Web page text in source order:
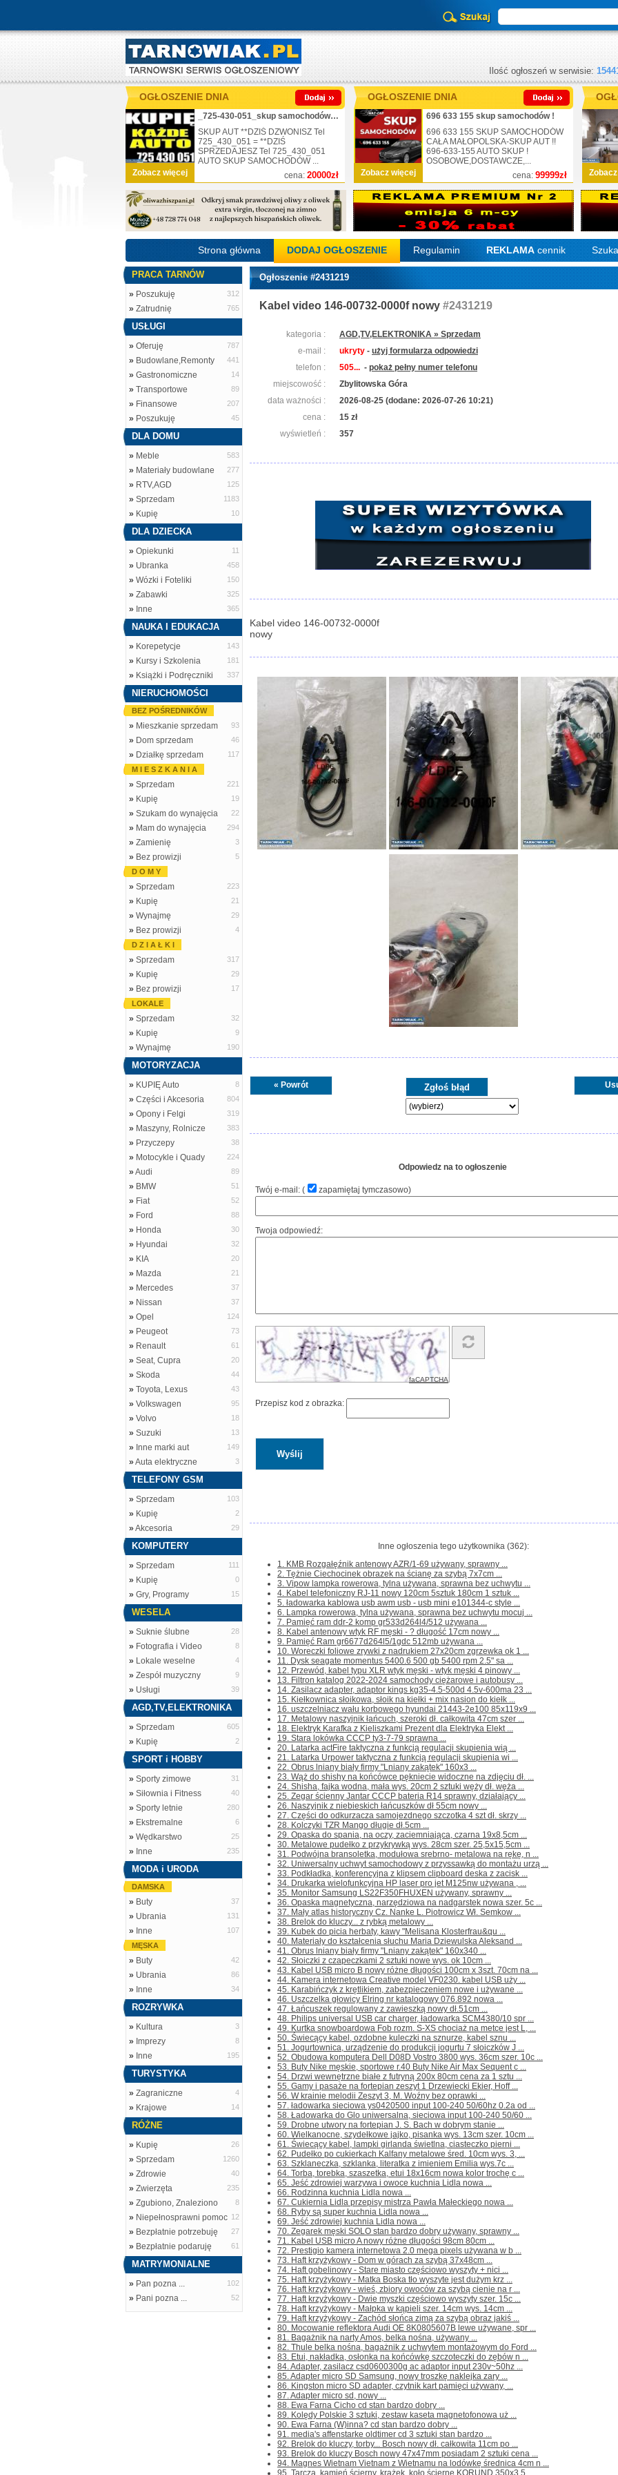
Ilość ogłoszeń w serwisie:
OGŁOSZENIE DNIA
Zobacz więcej cena: 20000zł
_725-430-051_skup samochodów_nr.1
SKUP AUT **DZIŚ DZWONISZ Tel
725_430_051 = **DZIŚ
SPRZEDAJESZ Tel 725_430_051
AUTO SKUP SAMOCHODÓW ...
OGŁOSZENIE DNIA
Zobacz więcej cena: 99999zł
696 633 155 skup samochodów !
696 633 155 SKUP SAMOCHODÓW
CAŁA MAŁOPOLSKA-SKUP AUT !!
696-633-155 AUTO SKUP !
OSOBOWE,DOSTAWCZE,...
Strona główna DODAJ OGŁOSZENIE Regulamin REKLAMA cennik
PRACA TARNÓW
» Poszukuję 312
» Zatrudnię 765
USŁUGI
» Oferuję 787
» Budowlane,Remonty 441
» Gastronomiczne 14
» Transportowe 89
» Finansowe 207
» Poszukuję 45
DLA DOMU
» Meble 583
» Materiały budowlane 277
» RTV,AGD 125
» Sprzedam 1183
» Kupię 10
DLA DZIECKA
» Opiekunki 11
» Ubranka 458
» Wózki i Foteliki 150
» Zabawki 325
» Inne 365
NAUKA I EDUKACJA
» Korepetycje 143
» Kursy i Szkolenia 181
» Książki i Podręczniki 337
NIERUCHOMOŚCI
BEZ POŚREDNIKÓW
» Mieszkanie sprzedam 93
» Dom sprzedam 46
» Działkę sprzedam
117
M I E S Z K A N I A
» Sprzedam 221
» Kupię 19
» Szukam do wynajęcia 22
» Mam do wynajęcia 294
» Zamienię 3
» Bez prowizji
5
D O M Y
» Sprzedam 223
» Kupię 21
» Wynajmę 29
» Bez prowizji
4
D Z I A Ł K I
» Sprzedam 317
» Kupię 29
» Bez prowizji
17
LOKALE
» Sprzedam 32
» Kupię 9
» Wynajmę 190
MOTORYZACJA
» KUPIĘ Auto 8
» Części i Akcesoria 804
» Opony i Felgi 319
» Maszyny, Rolnicze 383
» Przyczepy 38
» Motocykle i Quady 224
»Audi 89
» BMW 51
» Fiat 52
» Ford 88
» Honda 30
» Hyundai 32
» KIA 20
» Mazda 21
» Mercedes 37
» Nissan 37
» Opel 124
» Peugeot 73
» Renault 61
» Seat, Cupra 20
» Skoda 44
» Toyota, Lexus 43
» Volkswagen 95
» Volvo 18
» Suzuki 13
» Inne marki aut 149
»Auta elektryczne 3
TELEFONY GSM
» Sprzedam 103
» Kupię 2
»Akcesoria 29
KOMPUTERY
» Sprzedam 111
» Kupię 0
» Gry, Programy 15
WESELA
» Suknie ślubne 28
» Fotografia i Video 8
» Lokale weselne 4
» Zespół muzyczny 9
» Usługi 39
AGD,TV,ELEKTRONIKA
» Sprzedam 605
» Kupię 2
SPORT i HOBBY
» Sporty zimowe 31
» Siłownia i Fitness 40
» Sporty letnie 280
» Ekstremalne 6
» Wędkarstwo 25
» Inne 235
MODA i URODA
DAMSKA
» Buty 37
» Ubrania 131
» Inne
107
MĘSKA
» Buty 42
» Ubrania 86
» Inne 34
ROZRYWKA
» Kultura 3
» Imprezy 8
» Inne 195
TURYSTYKA
» Zagraniczne 4
» Krajowe 14
RÓŻNE
» Kupię 26
» Sprzedam 1260
» Zdrowie 40
» Zwierzęta 235
» Zgubiono, Znaleziono 8
» Niepełnosprawni pomoc 12
» Bezpłatnie potrzebuję 27
» Bezpłatnie podaruję 61
MATRYMONIALNE
» Pan pozna ... 102
» Pani pozna ... 52
Ogłoszenie #2431219
Kabel video 146-00732-0000f nowy #2431219
kategoria :
AGD,TV,ELEKTRONIKA » Sprzedam
e-mail :
ukryty - użyj formularza odpowiedzi
telefon :
505... - pokaż pełny numer telefonu
miejscowość :
Zbylitowska Góra
data ważności :
2026-08-25 (dodane: 2026-07-26 10:21)
cena :
15 zł
wyświetleń :
357
Kabel video 146-00732-0000f
nowy
« Powrót
Odpowiedz na to ogłoszenie
Twój e-mail: ( zapamiętaj tymczasowo)
Twoja odpowiedź:
faCAPTCHA
Przepisz kod z obrazka:
Inne ogłoszenia tego użytkownika (362):
1. KMB Rozgałęźnik antenowy AZR/1-69 używany, sprawny ...
2. Tężnie Ciechocinek obrazek na ścianę za szybą 7x7cm ...
3. Vipow lampka rowerowa, tylna używana, sprawna bez uchwytu ...
4. Kabel telefoniczny RJ-11 nowy 120cm 5sztuk 180cm 1 sztuk ...
5. ładowarka kablowa usb awm usb - usb mini e101344-c style ...
6. Lampka rowerowa, tylna używana, sprawna bez uchwytu mocuj ...
7. Pamięć ram ddr-2 komp gr533d264l4/512 używana ...
8. Kabel antenowy wtyk RF męski - ? długość 17cm nowy ...
9. Pamięć Ram gr6677d264l5/1gdc 512mb używana ...
10. Woreczki foliowe zrywki z nadrukiem 27x20cm zgrzewka ok 1 ...
11. Dysk seagate momentus 5400.6 500 gb 5400 rpm 2.5" sa ...
12. Przewód, kabel typu XLR wtyk męski - wtyk męski 4 pinowy ...
13. Filtron katalog 2022-2024 samochody ciężarowe i autobusy ...
14. Zasilacz adapter, adaptor kings kg35-4.5-500d 4.5v-600ma 23 ...
15. Kiełkownica słoikowa, słoik na kiełki + mix nasion do kiełk ...
16. uszczelniacz wału korbowego hyundai 21443-2e100 85x119x9 ...
17. Metalowy naszyjnik łańcuch, szeroki dł. całkowita 47cm szer ...
18. Elektryk Karafka z Kieliszkami Prezent dla Elektryka Elekt ...
19. Stara lokówka CCCP ty3-7-79 sprawna ...
20. Latarka actFire taktyczna z funkcją regulacji skupienia wią ...
21. Latarka Urpower taktyczna z funkcją regulacji skupienia wi ...
22. Obrus lniany biały firmy "Lniany zakątek" 160x3 ...
23. Wąż do shishy na końcówce pękniecie widoczne na zdjęciu dł. ...
24. Shisha, fajka wodna, mała wys. 20cm 2 sztuki węży dł. węża ...
25. Zegar ścienny Jantar CCCP bateria R14 sprawny, działający ...
26. Naszyjnik z niebieskich łańcuszków dł 55cm nowy ...
27. Części do odkurzacza samojezdnego szczotka 4 szt dł. skrzy ...
28. Kolczyki TZR Mango długie dł.5cm ...
29. Opaska do spania, na oczy, zaciemniająca, czarna 19x8,5cm ...
30. Metalowe pudełko z przykrywką wys. 28cm szer. 25,5x15,5cm ...
31. Podwójna bransoletka, modułowa srebrno- metalowa na rękę, n ...
32. Uniwersalny uchwyt samochodowy z przyssawką do montażu urzą ...
33. Podkładka, konferencyjna z klipsem clipboard deska z zacisk ...
34. Drukarka wielofunkcyjna HP laser pro jet M125nw używana , ...
35. Monitor Samsung LS22F350FHUXEN używany, sprawny ...
36. Opaska magnetyczna, narzędziowa na nadgarstek nowa szer. 5c ...
37. Mały atlas historyczny Cz. Nanke L. Piotrowicz Wł. Semkow ...
38. Brelok do kluczy... z rybką metalowy ...
39. Kubek do picia herbaty, kawy "Melisana Klosterfrau&qu ...
40. Materiały do kształcenia słuchu Maria Dziewulska Aleksand ...
41. Obrus lniany biały firmy "Lniany zakątek" 160x340 ...
42. Słoiczki z czapeczkami 2 sztuki nowe wys. ok 10cm ...
43. Kabel USB micro B nowy różne długości 100cm x 3szt. 70cm na ...
44. Kamera internetowa Creative model VF0230. kabel USB uży ...
45. Karabińczyk z krętlikiem, zabezpieczeniem nowe i używane ...
46. Uszczelka głowicy Elring nr katalogowy 076.892 nowa ...
47. Łańcuszek regulowany z zawieszką nowy dł.51cm ...
48. Philips universal USB car charger, ładowarka SCM4380/10 spr ...
49. Kurtka snowboardowa Fob rozm. S-XS chociaż na metce jest L, ...
50. Świecący kabel, ozdobne kuleczki na sznurze, kabel sznu ...
51. Jogurtownica, urządzenie do produkcji jogurtu 7 słoiczków J ...
52. Obudowa komputera Dell D08D Vostro 3800 wys. 36cm szer. 10c ...
53. Buty Nike męskie, sportowe r.40 Buty Nike Air Max Sequent c ...
54. Drzwi wewnętrzne białe z futryną 200x 80cm cena za 1 sztu ...
55. Gamy i pasaże na fortepian zeszyt 1 Drzewiecki Ekier, Hoff ...
56. W krainie melodii Zeszyt 3, M. Woźny bez oprawki ...
57. ładowarka sieciowa ys0420500 input 100-240 50/60hz 0.2a od ...
58. Ładowarka do Glo uniwersalna, sieciowa input 100-240 50/60 ...
59. Drobne utwory na fortepian J. S. Bach w dobrym stanie ...
60. Wielkanocne, szydełkowe jajko, pisanka wys. 13cm szer. 10cm ...
61. Świecący kabel, lampki girlanda świetlna, ciasteczko pierni ...
62. Pudełko po cukierkach Kalfany metalowe śred. 10cm wys. 3, ...
63. Szklaneczka, szklanka, literatka z imieniem Emilia wys.7c ...
64. Torba, torebka, szaszetka, etui 18x16cm nowa kolor trochę c ...
65. Jeść zdrowiej warzywa i owoce kuchnia Lidla nowa ...
66. Rodzinna kuchnia Lidla nowa ...
67. Cukiernia Lidla przepisy mistrza Pawła Małeckiego nowa ...
68. Ryby są super kuchnia Lidla nowa ...
69. Jeść zdrowiej kuchnia Lidla nowa ...
70. Zegarek męski SOLO stan bardzo dobry używany, sprawny ...
71. Kabel USB micro A nowy różne długości 98cm 80cm ...
72. Prestigio kamera internetowa 2.0 mega pixels używana w b ...
73. Haft krzyżykowy - Dom w górach za szybą 37x48cm ...
74. Haft gobelinowy - Stare miasto częściowo wyszyty + nici ...
75. Haft krzyżykowy - Matka Boska tło wyszyte jest dużym krz ...
76. Haft krzyżykowy - wieś, zbiory owoców za szybą cienie na r ...
77. Haft krzyżykowy - Dwie myszki częściowo wyszyty szer. 15c ...
78. Haft krzyżykowy - Małpka w kąpieli szer. 14cm wys. 14cm ...
79. Haft krzyżykowy - Zachód słońca zimą za szybą obraz jakiś ...
80. Mocowanie reflektora Audi OE 8K0805607B lewe używane, spr ...
81. Bagażnik na narty Amos, belka nośna, używany ...
82. Thule belka nośna, bagażnik z uchwytem montażowym do Ford ...
83. Etui, nakładka, osłonka na końcówkę szczoteczki do zębów n ...
84. Adapter, zasilacz csd0600300g ac adaptor input 230v~50hz ...
85. Adapter micro SD Samsung, nowy troszkę naklejka zary ...
86. Kingston micro SD adapter, czytnik kart pamięci używany, ...
87. Adapter micro sd, nowy ...
88. Ewa Farna Cicho cd stan bardzo dobry ...
89. Kolędy Polskie 3 sztuki, zestaw kaseta magnetofonowa uż ...
90. Ewa Farna (W)inna? cd stan bardzo dobry ...
91. media's affenstarke oldtimer cd 3 sztuki stan bardzo ...
92. Brelok do kluczy, torby... Bosch nowy dł. całkowita 11cm po ...
93. Brelok do kluczy Bosch nowy 47x47mm posiadam 2 sztuki cena ...
94. Magnes Wietnam Vietnam z Wietnamu na lodówkę średnica 4cm n ...
95. Tarcza, kamień ścierny, krążek, koło ścierne KORUND 350x3,5 ...